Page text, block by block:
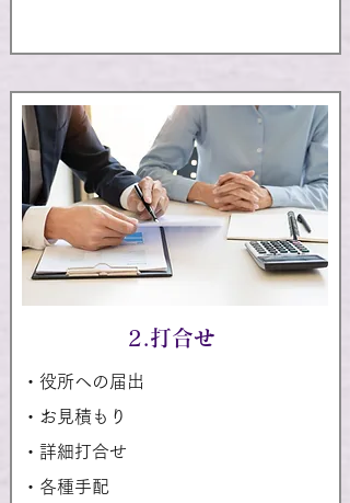
2.打合せ
・役所への届出
・お見積もり
・詳細打合せ
・各種手配